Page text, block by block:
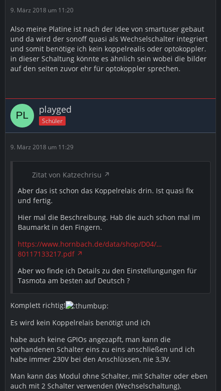
9. März 2018 um 11:20
Also meine Platine ist nach der Idee von smartuser gebaut
und da wird der sonoff quasi als Wechselschalter integriert
und somit benötige ich kein koppelrealis oder optokoppler.
in dieser Schaltung könnte es ähnlich sein wobei die bilder
auf den seiten zuvor ehr für optokoppler sprechen.
playged
Schüler
9. März 2018 um 11:29
Zitat von Katzechrisu
Aber das ist schon das Koppelrelais drin. Ist quasi fix
und fertig.
Hier mal die Beschreibung. Hab die auch schon mal im
Baumarkt in den Fingern.
https://www.hornbach.de/data/shop/D04/…
80117133217.pdf
Aber wo finde ich Details zu den Einstellungungen für
Tasmota am besten auf Deutsch ?
Komplett richtig!
Es wird kein Koppelrelais benötigt und ich
habe auch keine GPIOs angezapft, man kann die
vorhandenen Schalter eins zu eins anschließen und ich
habe immer 230V bei den Anschlüssen, nie 3,3V.
Man kann das Modul ohne Schalter, mit Schalter oder eben
auch mit 2 Schalter verwenden (Wechselschaltung).